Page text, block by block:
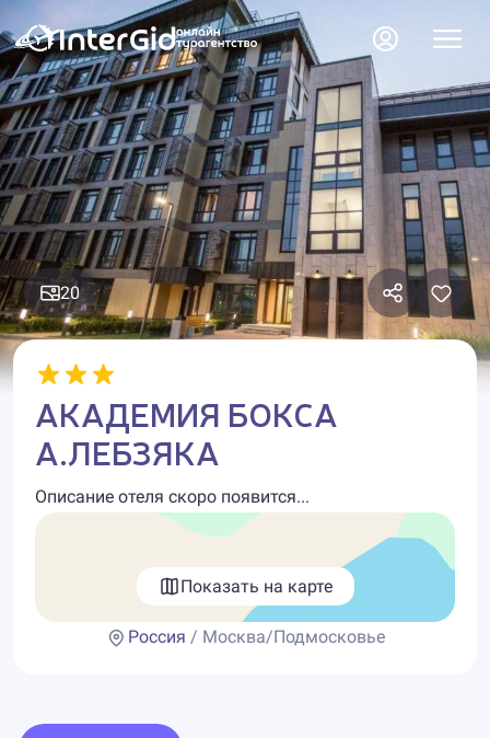
20
АКАДЕМИЯ БОКСА
А.ЛЕБЗЯКА
Описание отеля скоро появится...
Показать на карте
Россия / Москва/Подмосковье